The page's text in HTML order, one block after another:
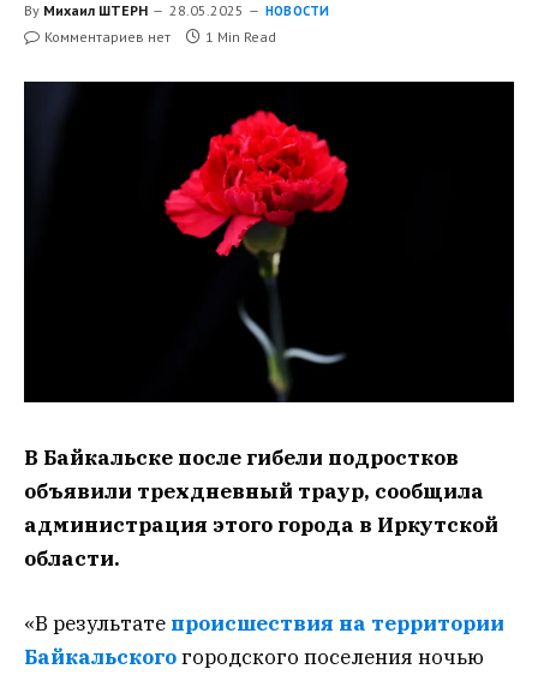
By Михаил ШТЕРН 28.05.2025 НОВОСТИ
Комментариев нет 1 Min Read
В Байкальске после гибели подростков
объявили трехдневный траур, сообщила
администрация этого города в Иркутской
области.
«В результате происшествия на территории
Байкальскогогородского поселения ночью